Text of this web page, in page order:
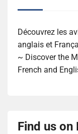
Découvrez les
anglais et
~ Discover the
French and
Find us on